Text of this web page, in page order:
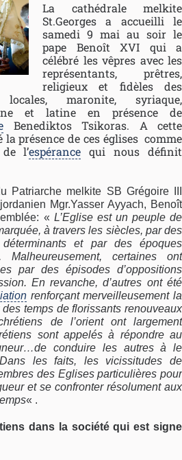
La cathédrale melkite
St.Georges a accueilli le
samedi 9 mai au soir le
pape Benoît XVI qui a
célébré les vêpres avec les
représentants, prêtres,
religieux et fidèles des
maronite, syriaque,
et latine en présence de
Benediktos Tsikoras. A cette
la présence de ces églises comme
l’espérance qui nous définit
Patriarche melkite SB Grégoire III
Mgr.Yasser Ayyach, Benoît
« L’Eglise est un peuple de
à travers les siècles, par des
déterminants et par des époques
Malheureusement, certaines ont
par des épisodes d’oppositions
En revanche, d’autres ont été
renforçant merveilleusement la
temps de florissants renouveaux
de l’orient ont largement
sont appelés à répondre au
conduire les autres à le
les faits, les vicissitudes de
des Eglises particulières pour
et se confronter résolument aux
« .
dans la société qui est signe